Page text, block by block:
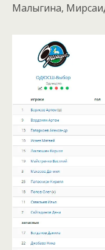
Малыгина,